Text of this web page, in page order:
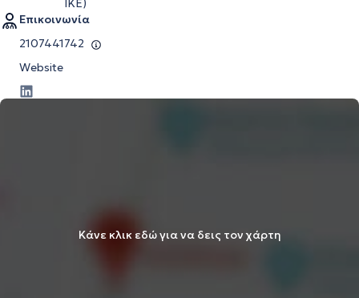
IKE)
Επικοινωνία
2107441742
Website
Κάνε κλικ εδώ για να δεις τον χάρτη